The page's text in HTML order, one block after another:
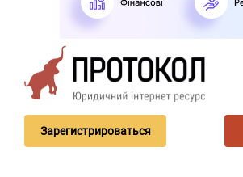
Зарегистрироваться